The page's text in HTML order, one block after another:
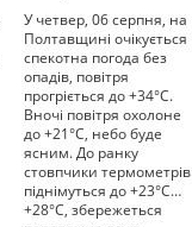
У четвер, 06 серпня, на
Полтавщині очікується
спекотна погода без
опадів, повітря
прогріється до +34°С.
Вночі повітря охолоне
до +21°С, небо буде
ясним. До ранку
стовпчики термометрів
піднімуться до +23°С…
+28°С, збережеться